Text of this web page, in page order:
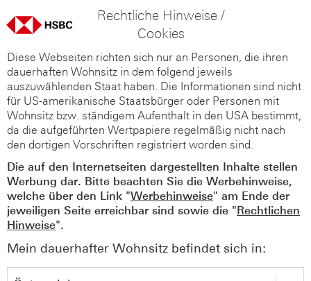
Rechtliche Hinweise /
Cookies
Diese Webseiten richten sich nur an Personen, die ihren
dauerhaften Wohnsitz in dem folgend jeweils
auszuwählenden Staat haben. Die Informationen sind nicht
für US-amerikanische Staatsbürger oder Personen mit
Wohnsitz bzw. ständigem Aufenthalt in den USA bestimmt,
da die aufgeführten Wertpapiere regelmäßig nicht nach
den dortigen Vorschriften registriert worden sind.
Die auf den Internetseiten dargestellten Inhalte stellen
Werbung dar. Bitte beachten Sie die Werbehinweise,
welche über den Link "Werbehinweise" am Ende der
jeweiligen Seite erreichbar sind sowie die "Rechtlichen
Hinweise".
Mein dauerhafter Wohnsitz befindet sich in: